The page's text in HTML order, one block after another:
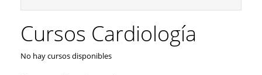
Cursos Cardiología
No hay cursos disponibles